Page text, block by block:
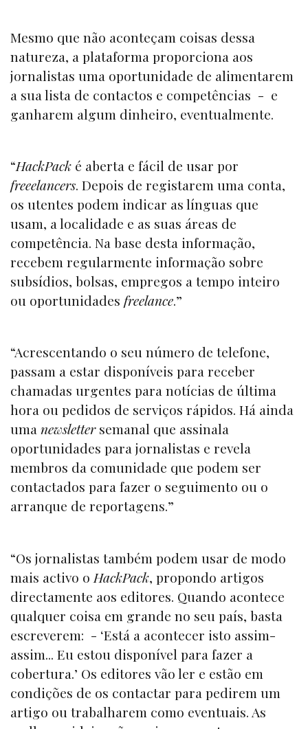
Mesmo que não aconteçam coisas dessa
natureza, a plataforma proporciona aos
jornalistas uma oportunidade de alimentarem
a sua lista de contactos e competências - e
ganharem algum dinheiro, eventualmente.
“HackPack é aberta e fácil de usar por
freeelancers. Depois de registarem uma conta,
os utentes podem indicar as línguas que
usam, a localidade e as suas áreas de
competência. Na base desta informação,
recebem regularmente informação sobre
subsídios, bolsas, empregos a tempo inteiro
ou oportunidades freelance.”
“Acrescentando o seu número de telefone,
passam a estar disponíveis para receber
chamadas urgentes para notícias de última
hora ou pedidos de serviços rápidos. Há ainda
umanewslettersemanal que assinala
oportunidades para jornalistas e revela
membros da comunidade que podem ser
contactados para fazer o seguimento ou o
arranque de reportagens.”
“Os jornalistas também podem usar de modo
mais activo o HackPack, propondo artigos
directamente aos editores. Quando acontece
qualquer coisa em grande no seu país, basta
escreverem: - ‘Está a acontecer isto assim-
assim... Eu estou disponível para fazer a
cobertura.’ Os editores vão ler e estão em
condições de os contactar para pedirem um
artigo ou trabalharem como eventuais. As